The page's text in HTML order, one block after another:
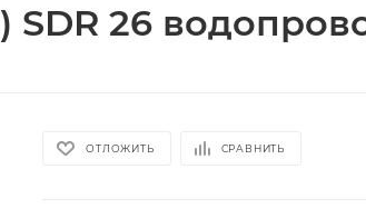
26
ОТЛОЖИТЬ СРАВНИТЬ